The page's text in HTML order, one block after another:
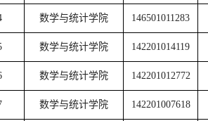
数学与统计学院 146501011283
数学与统计学院 142201014119
数学与统计学院 142201012772
数学与统计学院 142201007618